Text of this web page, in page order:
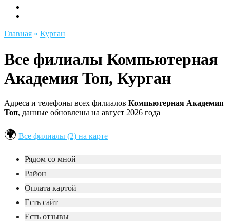
Главная » Курган
Все филиалы Компьютерная
Академия Toп, Курган
Адреса и телефоны всех филиалов Компьютерная Академия
Toп, данные обновлены на август 2026 года
Все филиалы (2) на карте
Рядом со мной
Район
Оплата картой
Есть сайт
Есть отзывы